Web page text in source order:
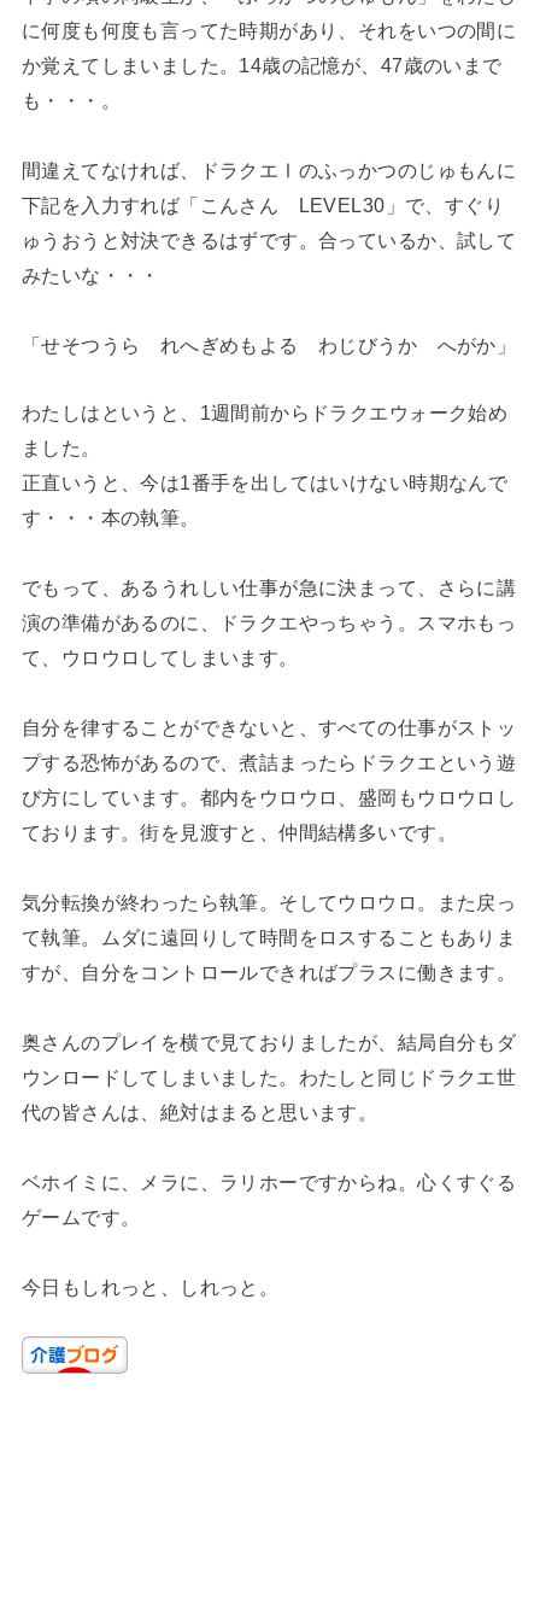
に何度も何度も言ってた時期があり、それをいつの間に
か覚えてしまいました。14歳の記憶が、47歳のいまで
も・・・。
間違えてなければ、ドラクエⅠのふっかつのじゅもんに
下記を入力すれば「こんさん LEVEL30」で、すぐり
ゅうおうと対決できるはずです。合っているか、試して
みたいな・・・
「せそつうら れへぎめもよる わじびうか へがか」
わたしはというと、1週間前からドラクエウォーク始め
ました。
正直いうと、今は1番手を出してはいけない時期なんで
す・・・本の執筆。
でもって、あるうれしい仕事が急に決まって、さらに講
演の準備があるのに、ドラクエやっちゃう。スマホもっ
て、ウロウロしてしまいます。
自分を律することができないと、すべての仕事がストッ
プする恐怖があるので、煮詰まったらドラクエという遊
び方にしています。都内をウロウロ、盛岡もウロウロし
ております。街を見渡すと、仲間結構多いです。
気分転換が終わったら執筆。そしてウロウロ。また戻っ
て執筆。ムダに遠回りして時間をロスすることもありま
すが、自分をコントロールできればプラスに働きます。
奥さんのプレイを横で見ておりましたが、結局自分もダ
ウンロードしてしまいました。わたしと同じドラクエ世
代の皆さんは、絶対はまると思います。
ベホイミに、メラに、ラリホーですからね。心くすぐる
ゲームです。
今日もしれっと、しれっと。